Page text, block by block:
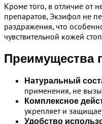
Кроме того, в отличие от
препаратов, Экзифол не
раздражения, что
чувствительной кожей
Преимущества
Натуральный
применения, не
Комплексное
укрепляет и
Удобство